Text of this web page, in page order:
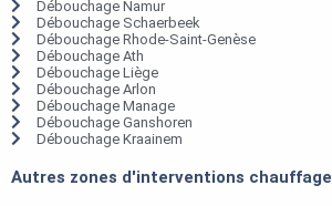
Débouchage Namur
Débouchage Schaerbeek
Débouchage Rhode-Saint-Genèse
Débouchage Ath
Débouchage Liège
Débouchage Arlon
Débouchage Manage
Débouchage Ganshoren
Débouchage Kraainem
Autres zones d'interventions chauffage